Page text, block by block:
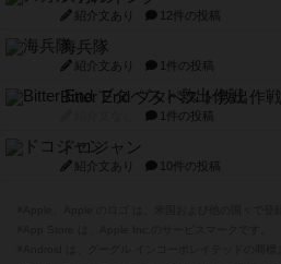
紹介文あり 12件の投稿
海兵隊
紹介文あり 1件の投稿
Bitter End ブタペスト救出作戦
1件の投稿
ドコジャン
紹介文あり 10件の投稿